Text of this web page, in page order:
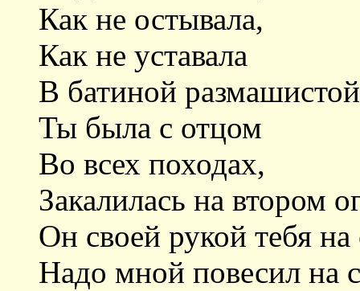
Как не остывала,
Как не уставала
В батиной
Ты была с отцом
Во всех походах,
Закалилась на втором
Он своей рукой тебя
Надо мной повесил на